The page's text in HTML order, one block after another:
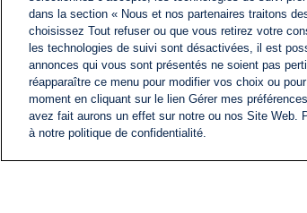
dans la section « Nous et nos partenaires traitons
choisissez Tout refuser ou que vous retirez votre
les technologies de suivi sont désactivées, il est
annonces qui vous sont présentés ne soient pas
réapparaître ce menu pour modifier vos choix ou
moment en cliquant sur le lien Gérer mes
avez fait aurons un effet sur notre ou nos Site Web.
à notre politique de confidentialité.